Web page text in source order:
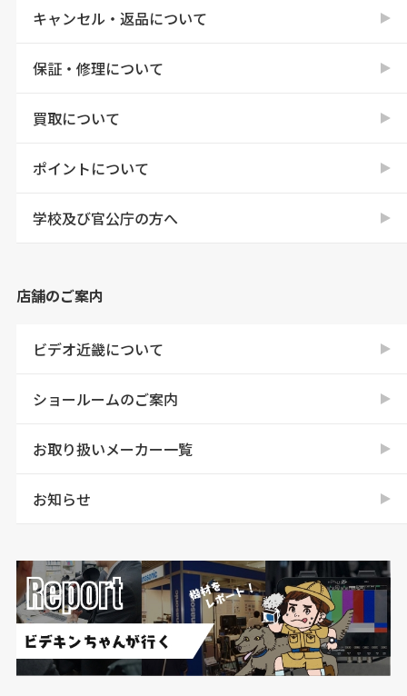
キャンセル・返品について
保証・修理について
買取について
ポイントについて
学校及び官公庁の方へ
店舗のご案内
ビデオ近畿について
ショールームのご案内
お取り扱いメーカー一覧
お知らせ